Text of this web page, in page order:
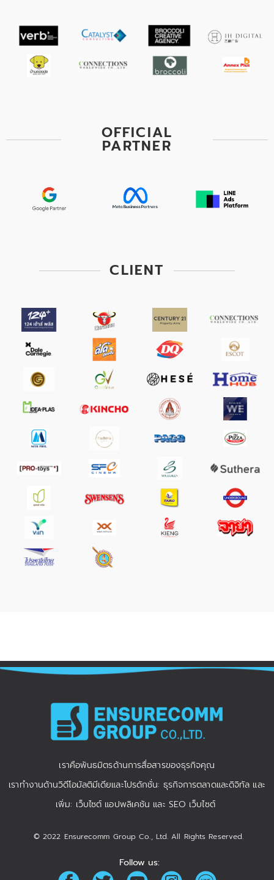
OFFICIAL
PARTNER
CLIENT
เราคือพันธมิตรด้านการสื่อสารของธุรกิจคุณ
เราทำงานด้านวิดีโอมัลติมีเดียและโปรดักชั่น: ธุรกิจการตลาดและดิจิทัล และ
เพิ่ม: เว็บไซต์ แอปพลิเคชัน และ SEO เว็บไซต์
© 2022 Ensurecomm Group Co., Ltd. All Rights Reserved.
Follow us: